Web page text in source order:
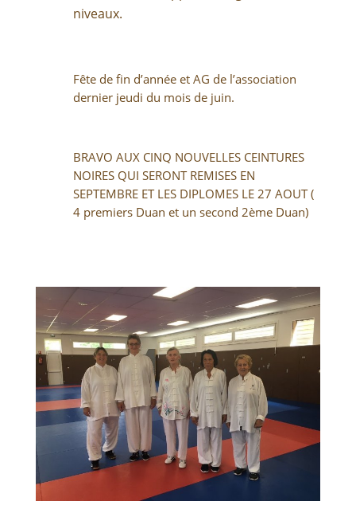
niveaux.
Fête de fin d’année et AG de l’association
dernier jeudi du mois de juin.
BRAVO AUX CINQ NOUVELLES CEINTURES
NOIRES QUI SERONT REMISES EN
SEPTEMBRE ET LES DIPLOMES LE 27 AOUT (
4 premiers Duan et un second 2ème Duan)